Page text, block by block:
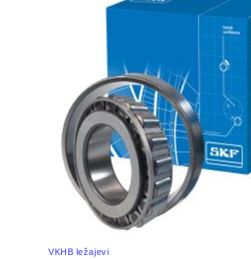
VKHB ležajevi